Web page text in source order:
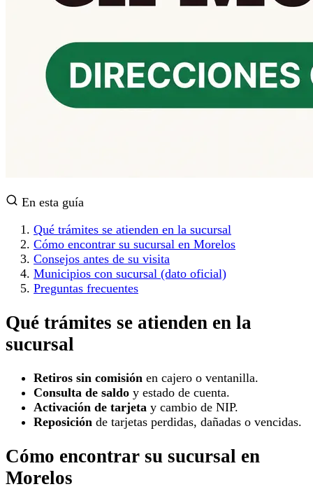
En esta guía
Qué trámites se atienden en la sucursal
Cómo encontrar su sucursal en Morelos
Consejos antes de su visita
Municipios con sucursal (dato oficial)
Preguntas frecuentes
Qué trámites se atienden en la
sucursal
Retiros sin comisión en cajero o ventanilla.
Consulta de saldo y estado de cuenta.
Activación de tarjeta y cambio de NIP.
Reposición de tarjetas perdidas, dañadas o vencidas.
Cómo encontrar su sucursal en
Morelos